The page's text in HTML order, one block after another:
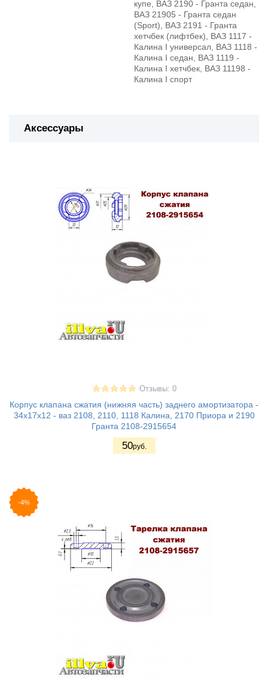
купе, ВАЗ 2190 - Гранта седан,
ВАЗ 21905 - Гранта седан
(Sport), ВАЗ 2191 - Гранта
хетчбек (лифтбек), ВАЗ 1117 -
Калина I универсал, ВАЗ 1118 -
Калина I седан, ВАЗ 1119 -
Калина I хетчбек, ВАЗ 11198 -
Калина I спорт
Аксессуары
Отзывы: 0
Корпус клапана сжатия (нижняя часть) заднего амортизатора -
34х17х12 - ваз 2108, 2110, 1118 Калина, 2170 Приора и 2190
Гранта 2108-2915654
50руб.
-4%